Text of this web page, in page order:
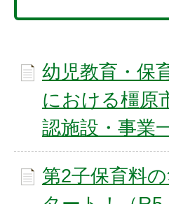
幼児教育・保
における橿原
認施設・事業
第2子保育料